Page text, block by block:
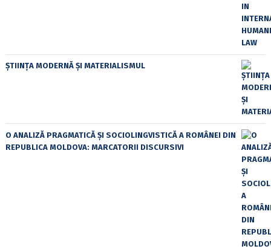
ȘTIINȚA MODERNĂ ȘI MATERIALISMUL
O ANALIZĂ PRAGMATICĂ ȘI SOCIOLINGVISTICĂ A ROMÂNEI DIN
REPUBLICA MOLDOVA: MARCATORII DISCURSIVI